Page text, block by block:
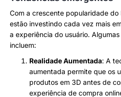
Com a crescente popularidade do
estão investindo cada vez mais
a experiência do usuário.
incluem:
Realidade Aumentada: A
aumentada permite que os
produtos em 3D antes de
experiência de compra